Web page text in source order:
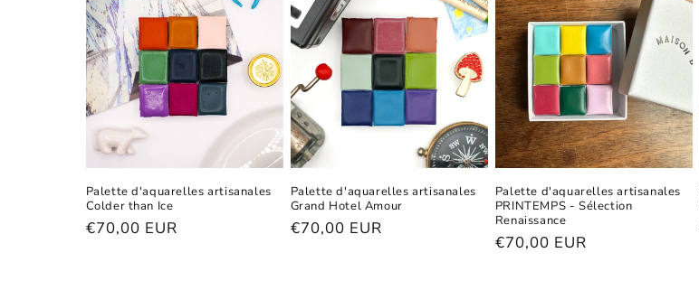
Palette d'aquarelles artisanales
Colder than Ice
Prix
€70,00 EUR
Palette d'aquarelles artisanales
Grand Hotel Amour
Prix
€70,00 EUR
Palette d'aquarelles artisanales
PRINTEMPS - Sélection
Renaissance
Prix
€70,00 EUR